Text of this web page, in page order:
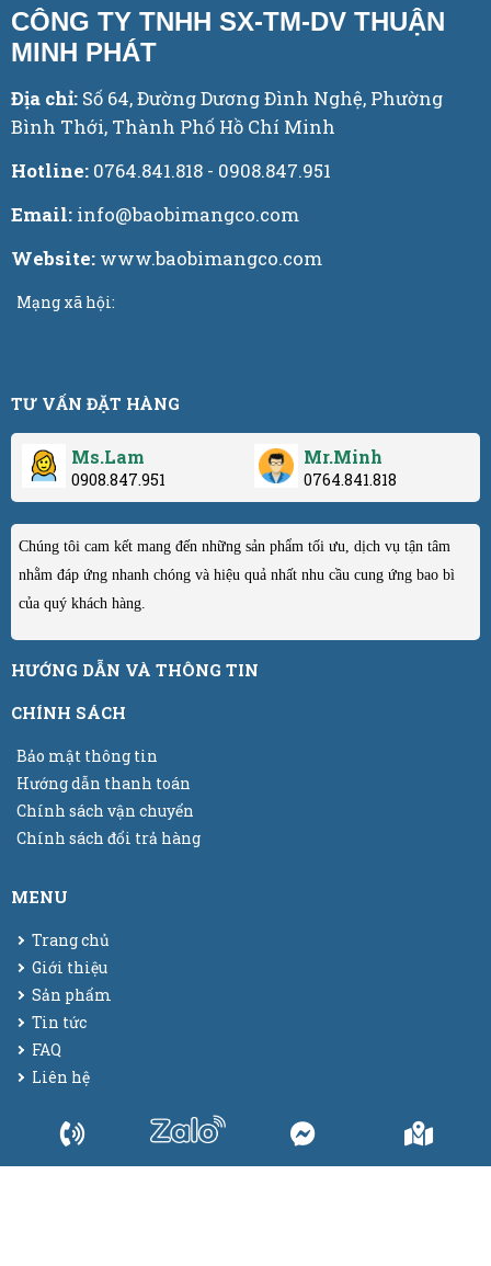
CÔNG TY TNHH SX-TM-DV THUẬN
MINH PHÁT
Địa chỉ: Số 64, Đường Dương Đình Nghệ, Phường
Bình Thới, Thành Phố Hồ Chí Minh
Hotline: 0764.841.818 - 0908.847.951
Email: info@baobimangco.com
Website: www.baobimangco.com
Mạng xã hội:
TƯ VẤN ĐẶT HÀNG
Ms.Lam
0908.847.951
Mr.Minh
0764.841.818
Chúng tôi cam kết mang đến những sản phẩm tối ưu, dịch vụ tận tâm
nhằm đáp ứng nhanh chóng và hiệu quả nhất nhu cầu cung ứng bao bì
của quý khách hàng.
HƯỚNG DẪN VÀ THÔNG TIN
CHÍNH SÁCH
Bảo mật thông tin
Hướng dẫn thanh toán
Chính sách vận chuyển
Chính sách đổi trả hàng
MENU
Trang chủ
Giới thiệu
Sản phẩm
Tin tức
FAQ
Liên hệ
Bao bì màng co